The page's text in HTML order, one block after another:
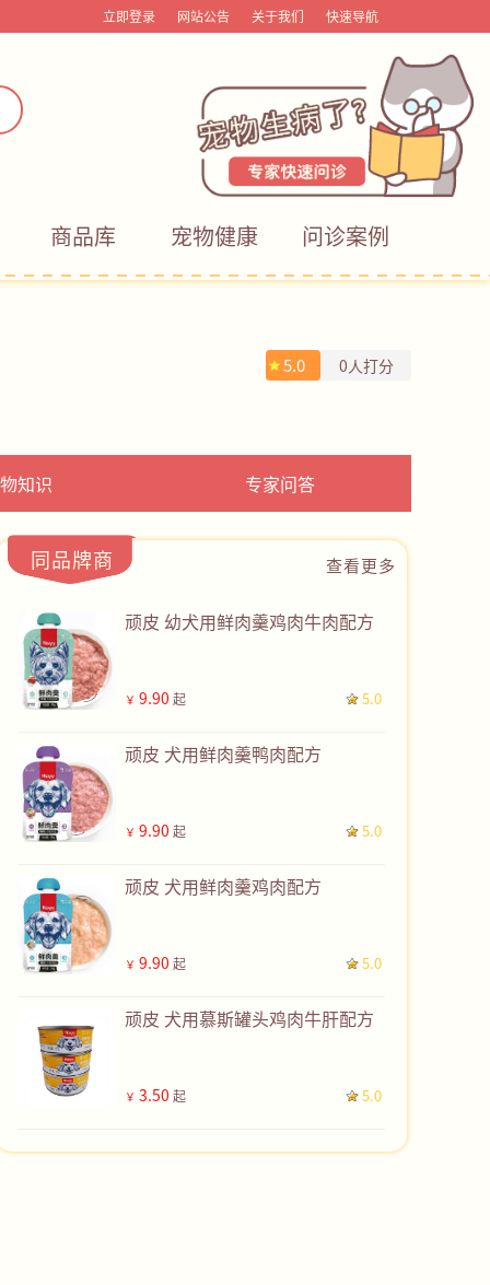
立即登录 网站公告 关于我们 快速导航
商品库 宠物健康 问诊案例
5.0 0人打分
知识 专家问答
同品牌商 查看更多
顽皮 幼犬用鲜肉羹鸡肉牛肉配方
￥ 9.90 起 5.0
顽皮 犬用鲜肉羹鸭肉配方
￥ 9.90 起 5.0
顽皮 犬用鲜肉羹鸡肉配方
￥ 9.90 起 5.0
顽皮 犬用慕斯罐头鸡肉牛肝配方
￥ 3.50 起 5.0